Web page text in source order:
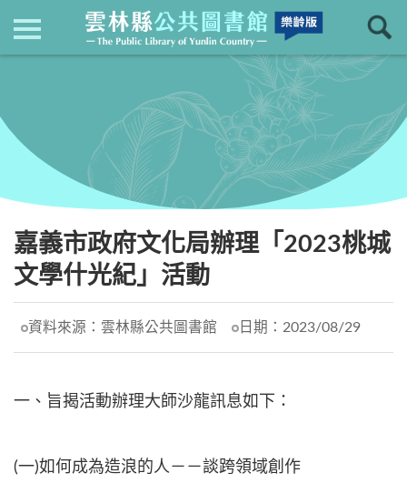
最新消息
嘉義市政府文化局辦理「2023桃城
文學什光紀」活動
資料來源： 雲林縣公共圖書館 日期： 2023/08/29
一、旨揭活動辦理大師沙龍訊息如下：
(一)如何成為造浪的人－－談跨領域創作